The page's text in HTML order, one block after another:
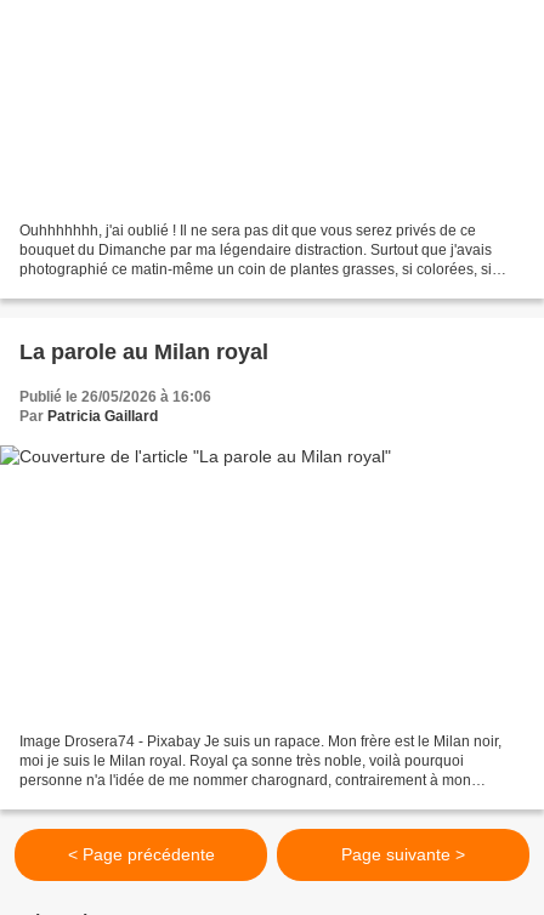
Ouhhhhhhh, j'ai oublié ! Il ne sera pas dit que vous serez privés de ce
bouquet du Dimanche par ma légendaire distraction. Surtout que j'avais
photographié ce matin-même un coin de plantes grasses, si colorées, si
La parole au Milan royal
Publié le 26/05/2026 à 16:06
Par Patricia Gaillard
Image Drosera74 - Pixabay Je suis un rapace. Mon frère est le Milan noir,
moi je suis le Milan royal. Royal ça sonne très noble, voilà pourquoi
personne n'a l'idée de me nommer charognard, contrairement à mon
< Page précédente Page suivante >